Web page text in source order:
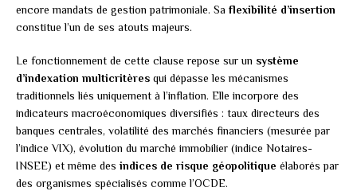
encore mandats de gestion patrimoniale. Sa flexibilité d’insertion
constitue l’un de ses atouts majeurs.
Le fonctionnement de cette clause repose sur un système
d’indexation multicritères qui dépasse les mécanismes
traditionnels liés uniquement à l’inflation. Elle incorpore des
indicateurs macroéconomiques diversifiés : taux directeurs des
banques centrales, volatilité des marchés financiers (mesurée par
l’indice VIX), évolution du marché immobilier (indice Notaires-
INSEE) et même des indices de risque géopolitique élaborés par
des organismes spécialisés comme l’OCDE.